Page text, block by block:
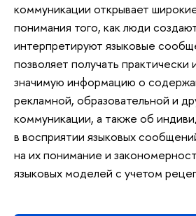
коммуникации открывает
понимания того, как люди
интерпретируют языковые
позволяет получать практически
значимую информацию о
рекламной, образовательной и
коммуникации, а также об
в восприятии языковых
на их понимание и
языковых моделей с учетом